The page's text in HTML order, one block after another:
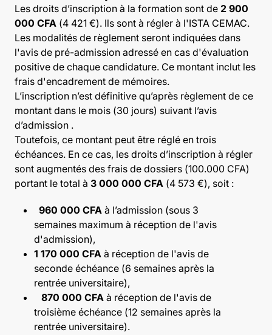
Les droits d’inscription à la formation sont de 2 900
000 CFA (4 421 €). Ils sont à régler à l'ISTA CEMAC.
Les modalités de règlement seront indiquées dans
l'avis de pré-admission adressé en cas d'évaluation
positive de chaque candidature. Ce montant inclut les
frais d'encadrement de mémoires.
L’inscription n’est définitive qu’après règlement de ce
montant dans le mois (30 jours) suivant l’avis
d’admission .
Toutefois, ce montant peut être réglé en trois
échéances. En ce cas, les droits d’inscription à régler
sont augmentés des frais de dossiers (100.000 CFA)
portant le total à 3 000 000 CFA (4 573 €), soit :
960 000 CFA à l’admission (sous 3
semaines maximum à réception de l'avis
d'admission),
1 170 000 CFA à réception de l'avis de
seconde échéance (6 semaines après la
rentrée universitaire),
870 000 CFA à réception de l'avis de
troisième échéance (12 semaines après la
rentrée universitaire).